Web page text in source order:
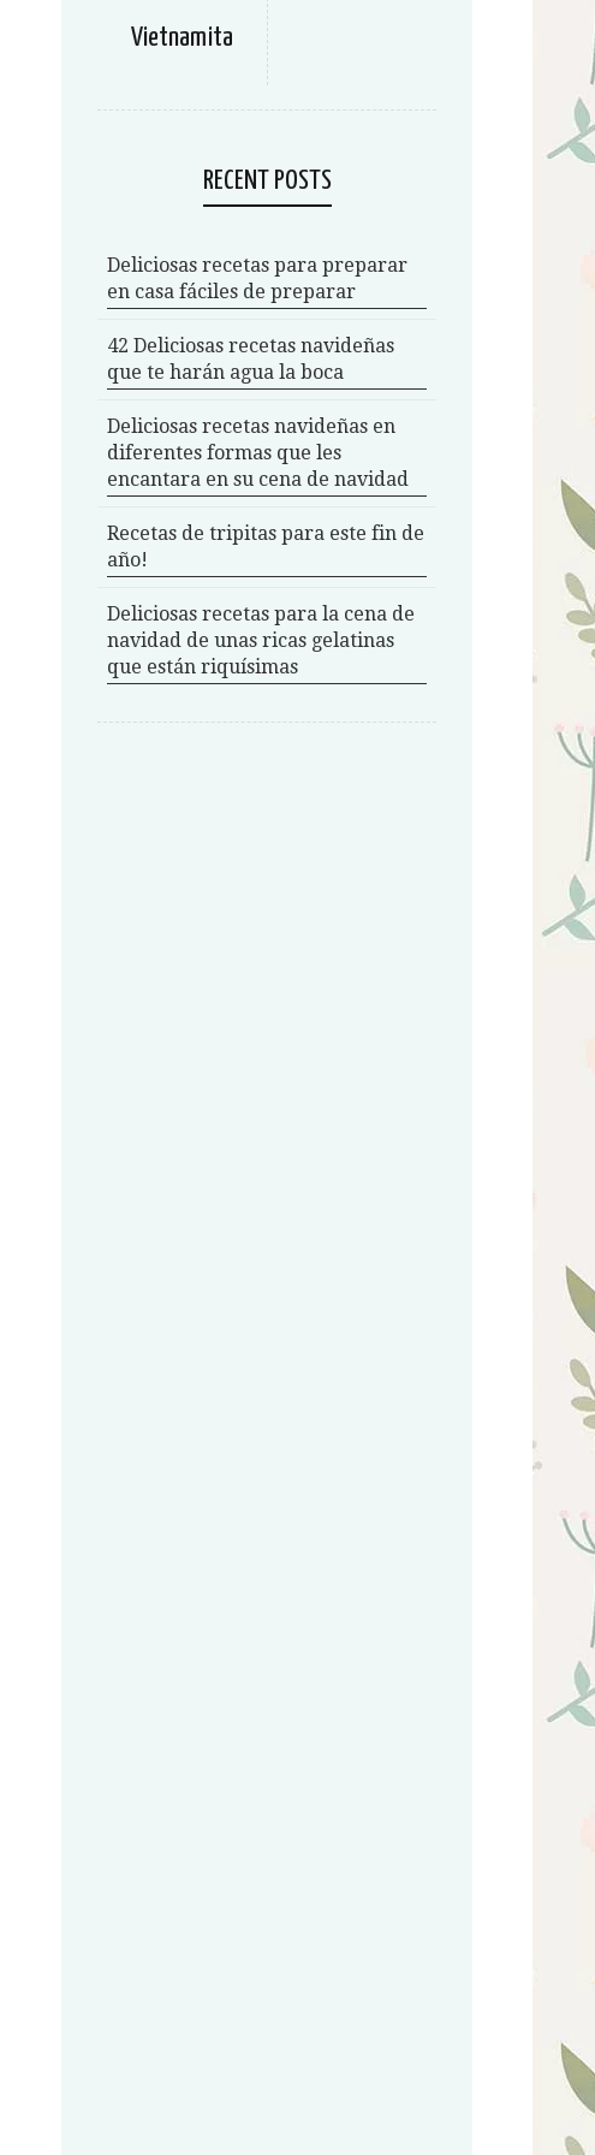
Vietnamita
RECENT POSTS
Deliciosas recetas para preparar
en casa fáciles de preparar
42 Deliciosas recetas navideñas
que te harán agua la boca
Deliciosas recetas navideñas en
diferentes formas que les
encantara en su cena de navidad
Recetas de tripitas para este fin de
año!
Deliciosas recetas para la cena de
navidad de unas ricas gelatinas
que están riquísimas